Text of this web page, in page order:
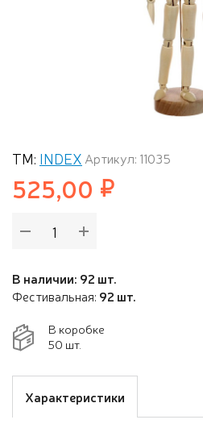
ТМ: INDEX Артикул: 11035
525,00
В наличии: 92 шт.
Фестивальная: 92 шт.
В коробке
50 шт.
Характеристики